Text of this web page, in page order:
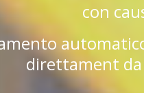
con
direttament